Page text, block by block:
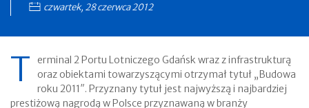
czwartek, 28 czerwca 2012
T
erminal 2 Portu Lotniczego Gdańsk wraz z infrastrukturą
oraz obiektami towarzyszącymi otrzymał tytuł „Budowa
roku 2011″. Przyznany tytuł jest najwyższą i najbardziej
prestiżową nagrodą w Polsce przyznawaną w branży